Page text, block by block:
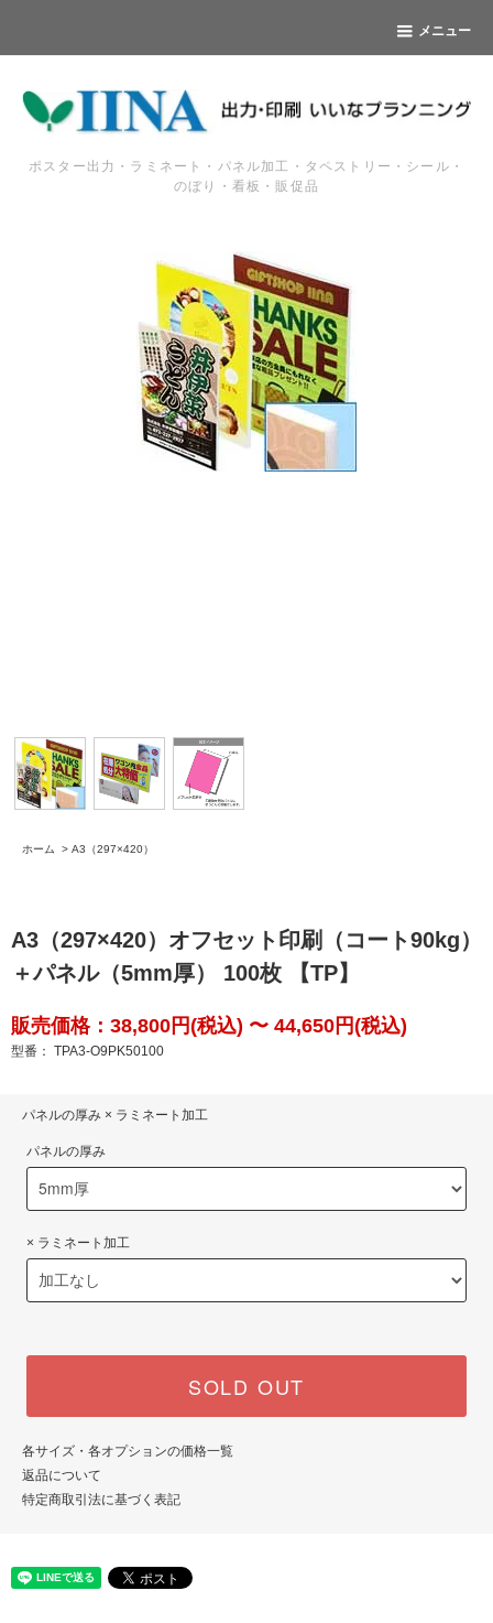
メニュー
ポスター出力・ラミネート・パネル加工・タペストリー・シール・
のぼり・看板・販促品
ホーム > A3（297×420）
A3（297×420）オフセット印刷（コート90kg）
＋パネル（5mm厚） 100枚 【TP】
販売価格：38,800円(税込) 〜 44,650円(税込)
型番： TPA3-O9PK50100
パネルの厚み × ラミネート加工
パネルの厚み
× ラミネート加工
SOLD OUT
各サイズ・各オプションの価格一覧
返品について
特定商取引法に基づく表記